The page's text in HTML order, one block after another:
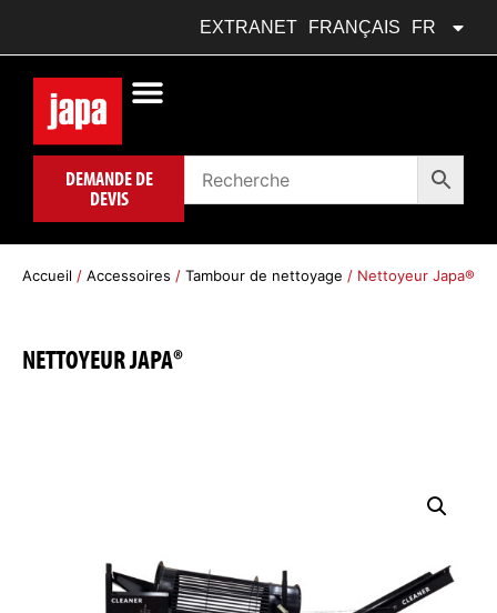
FRANÇAIS FR
POLSKI
PL
EXTRANET
DEMANDE DE
DEVIS
Accueil / Accessoires / Tambour de nettoyage / Nettoyeur Japa®
NETTOYEUR JAPA®